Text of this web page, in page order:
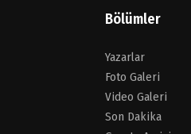
Bölümler
Yazarlar
Foto Galeri
Video Galeri
Son Dakika